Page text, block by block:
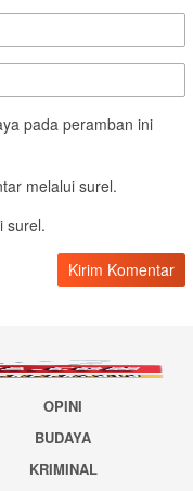
pada peramban ini
melalui surel.
surel.
OPINI
BUDAYA
KRIMINAL